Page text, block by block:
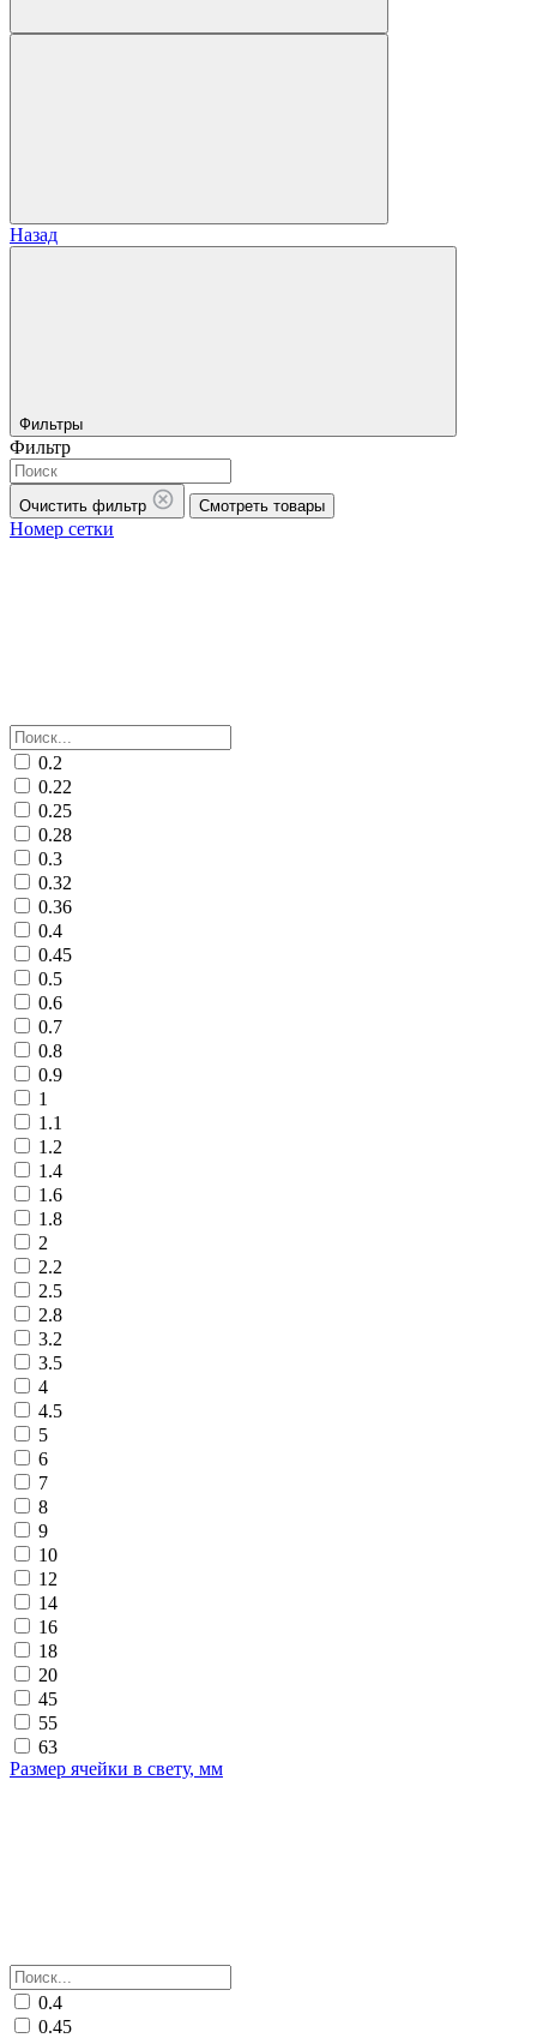
Назад
Фильтры
Фильтр
Очистить фильтр Смотреть товары
Номер сетки
0.2
0.22
0.25
0.28
0.3
0.32
0.36
0.4
0.45
0.5
0.6
0.7
0.8
0.9
1
1.1
1.2
1.4
1.6
1.8
2
2.2
2.5
2.8
3.2
3.5
4
4.5
5
6
7
8
9
10
12
14
16
18
20
45
55
63
Размер ячейки в свету, мм
0.4
0.45